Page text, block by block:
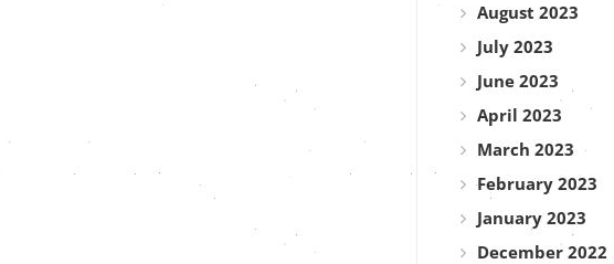
August 2023
July 2023
June 2023
April 2023
March 2023
February 2023
January 2023
December 2022